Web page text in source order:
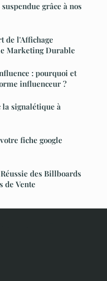
grâce à nos
de l'Affichage
Marketing Durable
: pourquoi et
influenceur ?
signalétique à
fiche google
des Billboards
de Vente